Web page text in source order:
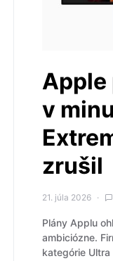
Apple
v
zrušil
21. júla 2026
Plány Applu
ambiciózne.
kategórie